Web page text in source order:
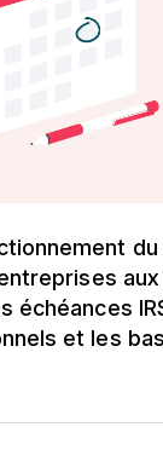
aux
échéances
et les